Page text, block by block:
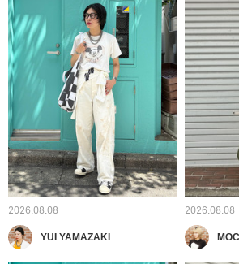
2026.08.08
YUI YAMAZAKI
2026.08.08